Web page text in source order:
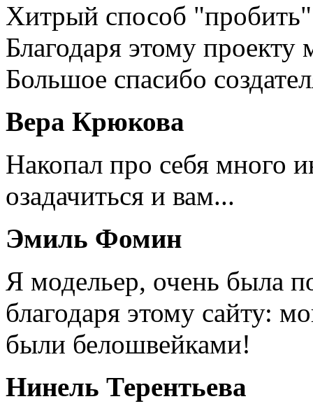
Хитрый способ
Благодаря этому
Большое спасибо
Вера Крюкова
Накопал про себя много
озадачиться и вам...
Эмиль Фомин
Я модельер, очень была
благодаря этому сайту:
были белошвейками!
Нинель Терентьева